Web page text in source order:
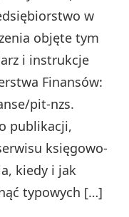
w
objęte tym
i instrukcje
Finansów:
pit-nzs.
publikacji,
księgowo-
kiedy i jak
typowych […]